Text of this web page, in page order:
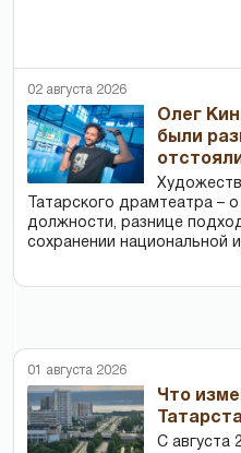
02 августа 2026
Олег
были
Татарского драмтеатра –
должности, разнице
сохранении национальной
01 августа 2026
Что
С августа